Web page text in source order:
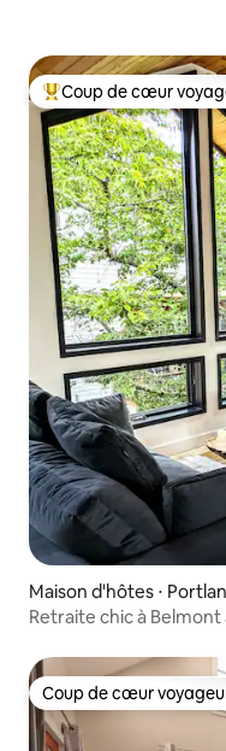
Coups de cœur
Coup de cœur
Maison d'hôtes ⋅
Retraite chic à
Coup de cœur
Coup de cœur